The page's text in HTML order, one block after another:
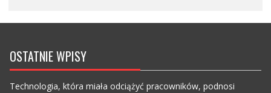
OSTATNIE WPISY
Technologia, która miała odciążyć pracowników, podnosi